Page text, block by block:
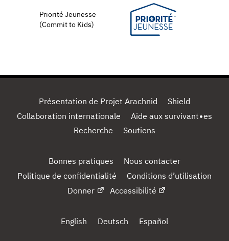
Priorité Jeunesse
(Commit to Kids)
Présentation de Projet Arachnid
Shield
Collaboration internationale
Aide aux survivant•es
Recherche
Soutiens
Bonnes pratiques
Nous contacter
Politique de confidentialité
Conditions d’utilisation
Donner
Accessibilité
English Deutsch Español